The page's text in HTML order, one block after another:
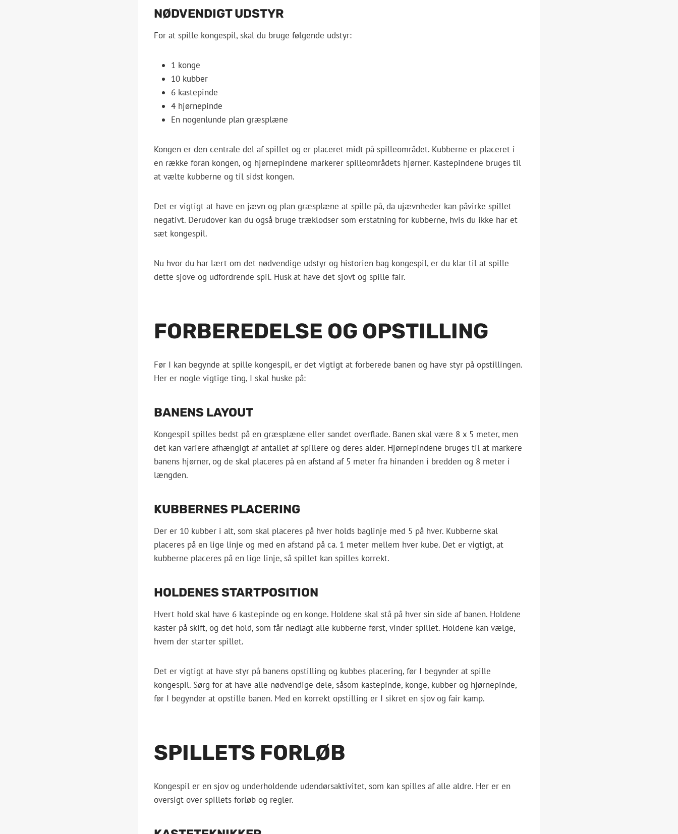
NØDVENDIGT UDSTYR
For at spille kongespil, skal du bruge følgende udstyr:
1 konge
10 kubber
6 kastepinde
4 hjørnepinde
En nogenlunde plan græsplæne
Kongen er den centrale del af spillet og er placeret midt på spilleområdet. Kubberne er placeret i
en række foran kongen, og hjørnepindene markerer spilleområdets hjørner. Kastepindene bruges til
at vælte kubberne og til sidst kongen.
Det er vigtigt at have en jævn og plan græsplæne at spille på, da ujævnheder kan påvirke spillet
negativt. Derudover kan du også bruge træklodser som erstatning for kubberne, hvis du ikke har et
sæt kongespil.
Nu hvor du har lært om det nødvendige udstyr og historien bag kongespil, er du klar til at spille
dette sjove og udfordrende spil. Husk at have det sjovt og spille fair.
FORBEREDELSE OG OPSTILLING
Før I kan begynde at spille kongespil, er det vigtigt at forberede banen og have styr på opstillingen.
Her er nogle vigtige ting, I skal huske på:
BANENS LAYOUT
Kongespil spilles bedst på en græsplæne eller sandet overflade. Banen skal være 8 x 5 meter, men
det kan variere afhængigt af antallet af spillere og deres alder. Hjørnepindene bruges til at markere
banens hjørner, og de skal placeres på en afstand af 5 meter fra hinanden i bredden og 8 meter i
længden.
KUBBERNES PLACERING
Der er 10 kubber i alt, som skal placeres på hver holds baglinje med 5 på hver. Kubberne skal
placeres på en lige linje og med en afstand på ca. 1 meter mellem hver kube. Det er vigtigt, at
kubberne placeres på en lige linje, så spillet kan spilles korrekt.
HOLDENES STARTPOSITION
Hvert hold skal have 6 kastepinde og en konge. Holdene skal stå på hver sin side af banen. Holdene
kaster på skift, og det hold, som får nedlagt alle kubberne først, vinder spillet. Holdene kan vælge,
hvem der starter spillet.
Det er vigtigt at have styr på banens opstilling og kubbes placering, før I begynder at spille
kongespil. Sørg for at have alle nødvendige dele, såsom kastepinde, konge, kubber og hjørnepinde,
før I begynder at opstille banen. Med en korrekt opstilling er I sikret en sjov og fair kamp.
SPILLETS FORLØB
Kongespil er en sjov og underholdende udendørsaktivitet, som kan spilles af alle aldre. Her er en
oversigt over spillets forløb og regler.